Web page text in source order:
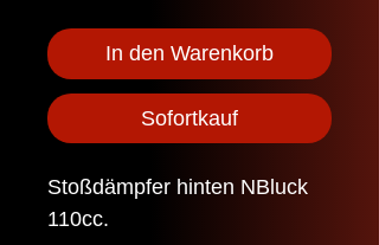
In den Warenkorb
Sofortkauf
Stoßdämpfer hinten NBluck
110cc.